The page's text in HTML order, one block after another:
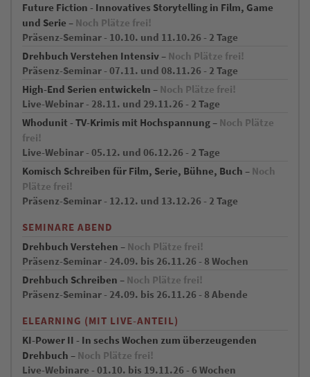
Future Fiction - Innovatives Storytelling in Film, Game
und Serie – Noch Plätze frei!
Präsenz-Seminar - 10.10. und 11.10.26 - 2 Tage
Drehbuch Verstehen Intensiv – Noch Plätze frei!
Präsenz-Seminar - 07.11. und 08.11.26 - 2 Tage
High-End Serien entwickeln – Noch Plätze frei!
Live-Webinar - 28.11. und 29.11.26 - 2 Tage
Whodunit - TV-Krimis mit Hochspannung – Noch Plätze
frei!
Live-Webinar - 05.12. und 06.12.26 - 2 Tage
Komisch Schreiben für Film, Serie, Bühne, Buch – Noch
Plätze frei!
Präsenz-Seminar - 12.12. und 13.12.26 - 2 Tage
SEMINARE ABEND
Drehbuch Verstehen – Noch Plätze frei!
Präsenz-Seminar - 24.09. bis 26.11.26 - 8 Wochen
Drehbuch Schreiben – Noch Plätze frei!
Präsenz-Seminar - 24.09. bis 26.11.26 - 8 Abende
ELEARNING (MIT LIVE-ANTEIL)
KI-Power II - In sechs Wochen zum überzeugenden
Drehbuch – Noch Plätze frei!
Live-Webinare - 01.10. bis 19.11.26 - 6 Wochen